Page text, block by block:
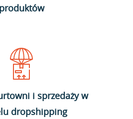
produktów
i sprzedaży w
dropshipping